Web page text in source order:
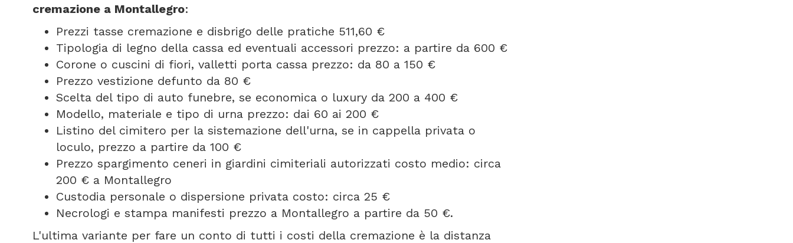
cremazione a Montallegro:
Prezzi tasse cremazione e disbrigo delle pratiche 511,60 €
Tipologia di legno della cassa ed eventuali accessori prezzo: a partire da 600 €
Corone o cuscini di fiori, valletti porta cassa prezzo: da 80 a 150 €
Prezzo vestizione defunto da 80 €
Scelta del tipo di auto funebre, se economica o luxury da 200 a 400 €
Modello, materiale e tipo di urna prezzo: dai 60 ai 200 €
Listino del cimitero per la sistemazione dell'urna, se in cappella privata o
loculo, prezzo a partire da 100 €
Prezzo spargimento ceneri in giardini cimiteriali autorizzati costo medio: circa
200 € a Montallegro
Custodia personale o dispersione privata costo: circa 25 €
Necrologi e stampa manifesti prezzo a Montallegro a partire da 50 €.
L'ultima variante per fare un conto di tutti i costi della cremazione è la distanza